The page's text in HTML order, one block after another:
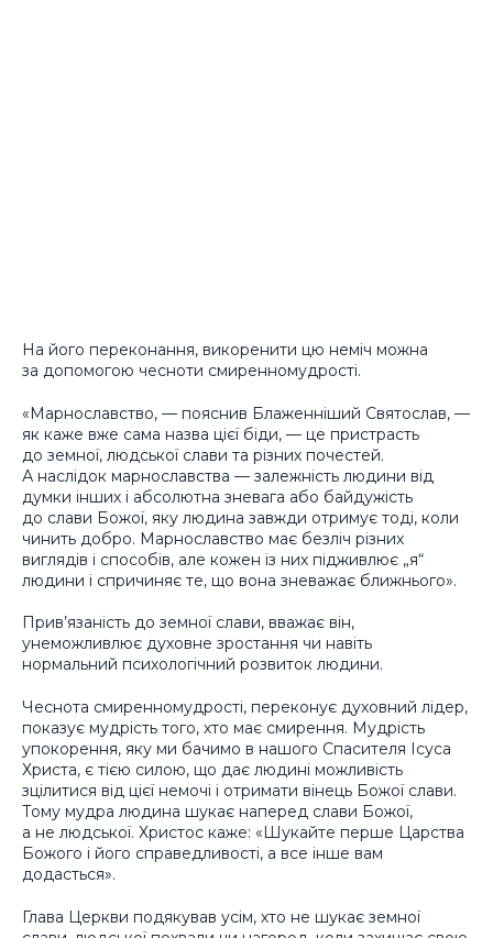
На його переконання, викоренити цю неміч можна
за допомогою чесноти смиренномудрості.
«Марнославство, — пояснив Блаженніший Святослав, —
як каже вже сама назва цієї біди, — це пристрасть
до земної, людської слави та різних почестей.
А наслідок марнославства — залежність людини від
думки інших і абсолютна зневага або байдужість
до слави Божої, яку людина завжди отримує тоді, коли
чинить добро. Марнославство має безліч різних
виглядів і способів, але кожен із них підживлює „я“
людини і спричиняє те, що вона зневажає ближнього».
Прив’язаність до земної слави, вважає він,
унеможливлює духовне зростання чи навіть
нормальний психологічний розвиток людини.
Чеснота смиренномудрості, переконує духовний лідер,
показує мудрість того, хто має смирення. Мудрість
упокорення, яку ми бачимо в нашого Спасителя Ісуса
Христа, є тією силою, що дає людині можливість
зцілитися від цієї немочі і отримати вінець Божої слави.
Тому мудра людина шукає наперед слави Божої,
а не людської. Христос каже: «Шукайте перше Царства
Божого і його справедливості, а все інше вам
додасться».
Глава Церкви подякував усім, хто не шукає земної